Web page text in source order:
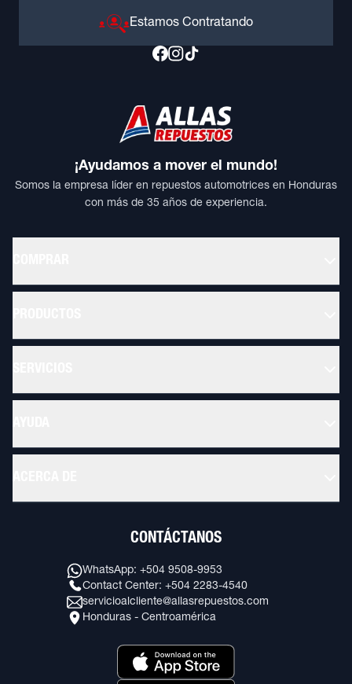
Estamos Contratando
¡Ayudamos a mover el mundo!
Somos la empresa líder en repuestos automotrices en Honduras
con más de 35 años de experiencia.
CONTÁCTANOS
WhatsApp: +504 9508-9953
Contact Center: +504 2283-4540
servicioalcliente@allasrepuestos.com
Honduras - Centroamérica